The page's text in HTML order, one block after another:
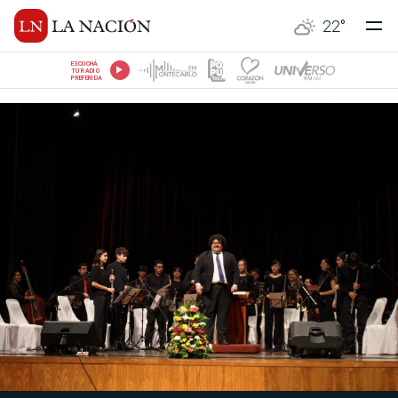
22°
ESCUCHÁ
TU RADIO
PREFERIDA